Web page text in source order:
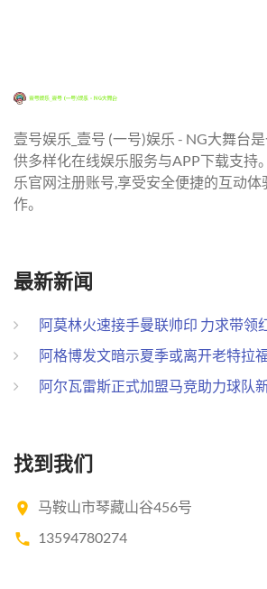
壹号娱乐_壹号 (一号)娱乐 - NG大舞台
供多样化在线娱乐服务与APP下载支持
乐官网注册账号,享受安全便捷的互动体
作。
最新新闻
阿莫林火速接手曼联帅印 力求带领
阿格博发文暗示夏季或离开老特拉
阿尔瓦雷斯正式加盟马竞助力球队
找到我们
马鞍山市琴藏山谷456号
13594780274